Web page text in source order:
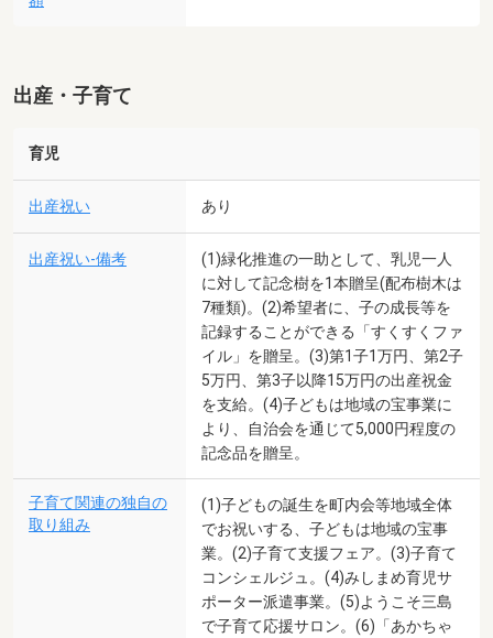
出産・子育て
育児
出産祝い あり
出産祝い-備考
(1)緑化推進の一助として、乳児一人
に対して記念樹を1本贈呈(配布樹木は
7種類)。(2)希望者に、子の成長等を
記録することができる「すくすくファ
イル」を贈呈。(3)第1子1万円、第2子
5万円、第3子以降15万円の出産祝金
を支給。(4)子どもは地域の宝事業に
より、自治会を通じて5,000円程度の
記念品を贈呈。
子育て関連の独自の
取り組み
(1)子どもの誕生を町内会等地域全体
でお祝いする、子どもは地域の宝事
業。(2)子育て支援フェア。(3)子育て
コンシェルジュ。(4)みしまめ育児サ
ポーター派遣事業。(5)ようこそ三島
で子育て応援サロン。(6)「あかちゃ